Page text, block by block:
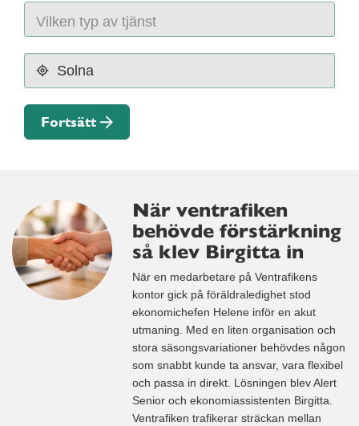
Fortsätt
När ventrafiken
behövde förstärkning
så klev Birgitta in
När en medarbetare på Ventrafikens
kontor gick på föräldraledighet stod
ekonomichefen Helene inför en akut
utmaning. Med en liten organisation och
stora säsongsvariationer behövdes någon
som snabbt kunde ta ansvar, vara flexibel
och passa in direkt. Lösningen blev Alert
Senior och ekonomiassistenten Birgitta.
Ventrafiken trafikerar sträckan mellan